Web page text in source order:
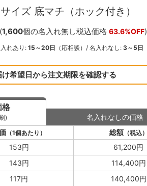
イズ 底マチ（ホック付き）
(1,600個の名入れ無し税込価格 63.6%OFF)
れあり:15～20日 （応相談）/ 名入れなし: 3～5日
け希望日から注文期限を確認する
格
)
名入れなしの価格
（1個あたり） 総額（税込）
153円
61,200円
143円
114,400円
117円
140,400円